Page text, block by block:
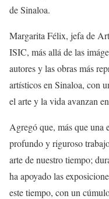
de Sinaloa.
Margarita Félix, jefa de
ISIC, más allá de las
autores y las obras más
artísticos en Sinaloa, con
el arte y la vida avanzan
Agregó que, más queuna
profundo y riguroso
arte de nuestro tiempo; d
ha apoyado las
este tiempo, con un cú